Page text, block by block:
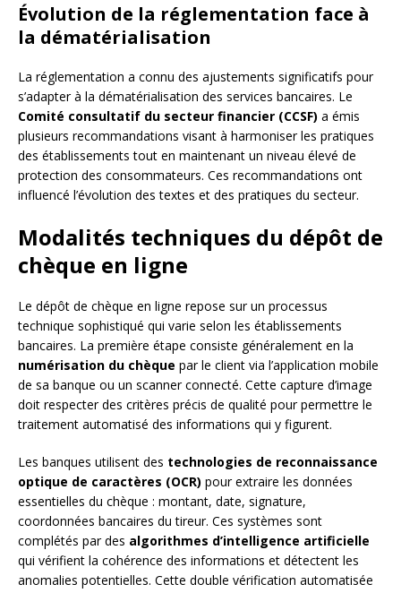
Évolution de la réglementation face à
la dématérialisation
La réglementation a connu des ajustements significatifs pour
s’adapter à la dématérialisation des services bancaires. Le
Comité consultatif du secteur financier (CCSF) a émis
plusieurs recommandations visant à harmoniser les pratiques
des établissements tout en maintenant un niveau élevé de
protection des consommateurs. Ces recommandations ont
influencé l’évolution des textes et des pratiques du secteur.
Modalités techniques du dépôt de
chèque en ligne
Le dépôt de chèque en ligne repose sur un processus
technique sophistiqué qui varie selon les établissements
bancaires. La première étape consiste généralement en la
numérisation du chèque par le client via l’application mobile
de sa banque ou un scanner connecté. Cette capture d’image
doit respecter des critères précis de qualité pour permettre le
traitement automatisé des informations qui y figurent.
Les banques utilisent des technologies de reconnaissance
optique de caractères (OCR) pour extraire les données
essentielles du chèque : montant, date, signature,
coordonnées bancaires du tireur. Ces systèmes sont
complétés par des algorithmes d’intelligence artificielle
qui vérifient la cohérence des informations et détectent les
anomalies potentielles. Cette double vérification automatisée